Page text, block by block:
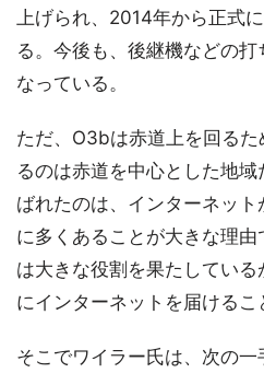
上げられ、2014年から正式
る。今後も、後継機などの
なっている。
ただ、O3bは赤道上を回る
るのは赤道を中心とした地
ばれたのは、インターネット
に多くあることが大きな理
は大きな役割を果たしてい
にインターネットを届けるこ
そこでワイラー氏は、次の